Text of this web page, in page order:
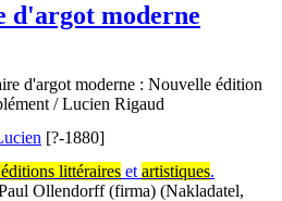
d'argot moderne
d'argot moderne : Nouvelle édition
/ Lucien Rigaud
[?-1880]
littéraires et artistiques.
Ollendorff (firma) (Nakladatel,